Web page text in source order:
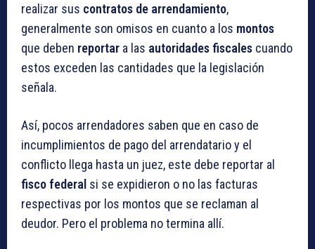
realizar sus contratos de arrendamiento,
generalmente son omisos en cuanto a los montos
que deben reportar a las autoridades fiscales cuando
estos exceden las cantidades que la legislación
señala.
Así, pocos arrendadores saben que en caso de
incumplimientos de pago del arrendatario y el
conflicto llega hasta un juez, este debe reportar al
fisco federal si se expidieron o no las facturas
respectivas por los montos que se reclaman al
deudor. Pero el problema no termina allí.